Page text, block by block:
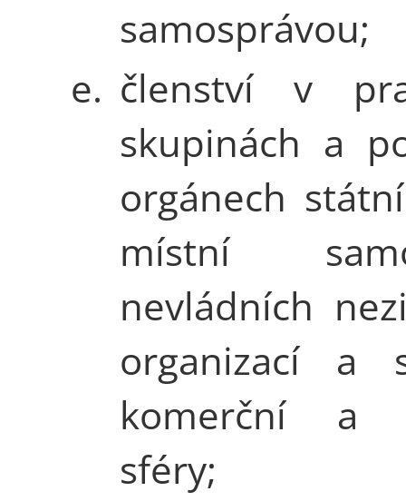
samosprávou;
e. členství v
skupinách a
orgánech
místní
nevládních
organizací a
komerční a
sféry;